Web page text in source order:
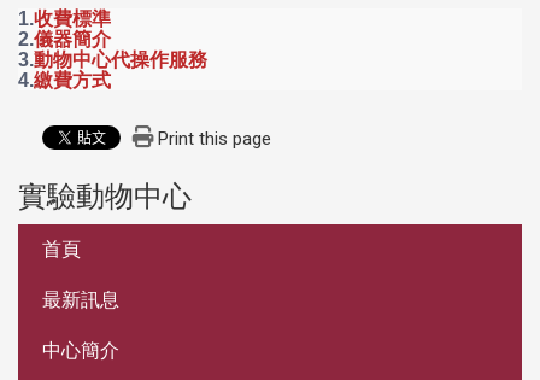
1.收費標準
2.儀器簡介
3.動物中心代操作服務
4.繳費方式
Print this page
實驗動物中心
首頁
最新訊息
中心簡介